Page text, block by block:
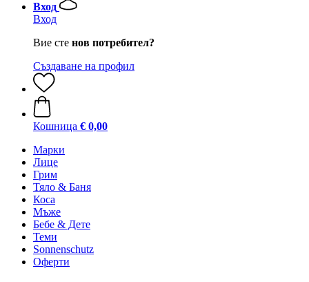
Вход
Вход
Вие сте нов потребител?
Създаване на профил
Кошница € 0,00
Марки
Лице
Грим
Тяло & Баня
Коса
Мъже
Бебе & Дете
Теми
Sonnenschutz
Оферти